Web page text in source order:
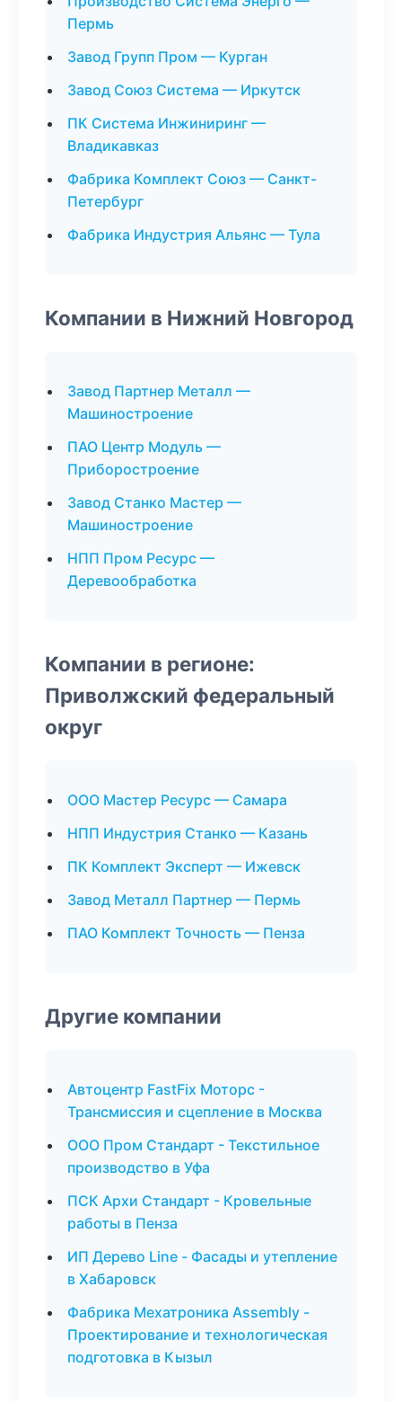
Пермь
Завод Групп Пром — Курган
Завод Союз Система — Иркутск
ПК Система Инжиниринг —
Владикавказ
Фабрика Комплект Союз — Санкт-
Петербург
Фабрика Индустрия Альянс — Тула
Компании в Нижний Новгород
Завод Партнер Металл —
Машиностроение
ПАО Центр Модуль —
Приборостроение
Завод Станко Мастер —
Машиностроение
НПП Пром Ресурс —
Деревообработка
Компании в регионе:
Приволжский федеральный
округ
ООО Мастер Ресурс — Самара
НПП Индустрия Станко — Казань
ПК Комплект Эксперт — Ижевск
Завод Металл Партнер — Пермь
ПАО Комплект Точность — Пенза
Другие компании
Автоцентр FastFix Моторс -
Трансмиссия и сцепление в Москва
ООО Пром Стандарт - Текстильное
производство в Уфа
ПСК Архи Стандарт - Кровельные
работы в Пенза
ИП Дерево Line - Фасады и утепление
в Хабаровск
Фабрика Мехатроника Assembly -
Проектирование и технологическая
подготовка в Кызыл